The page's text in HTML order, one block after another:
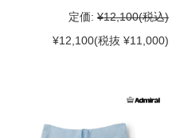
定価: ¥12,100(税込)
¥12,100(税抜 ¥11,000)